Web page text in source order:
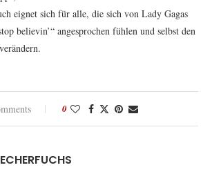
eignet sich für alle, die sich von Lady Gagas
believin’“ angesprochen fühlen und selbst den
0